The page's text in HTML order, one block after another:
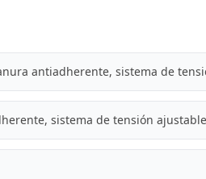
antiadherente, sistema de
sistema de tensión